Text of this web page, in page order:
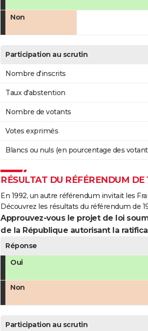
Non
Participation au scrutin
Nombre d'inscrits
Taux d'abstention
Nombre de votants
Votes exprimés
Blancs ou nuls (en pourcentage des
RÉSULTAT DU RÉFÉRENDUM
En 1992, un autre référendum invitait les
Découvrez les résultats du référendum de
Approuvez-vous le projet de loi
de la République autorisant la
Réponse
Oui
Non
Participation au scrutin